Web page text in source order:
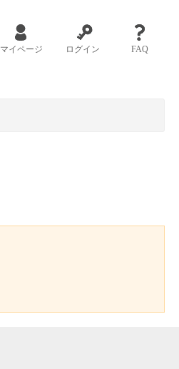
マイページ ログイン FAQ